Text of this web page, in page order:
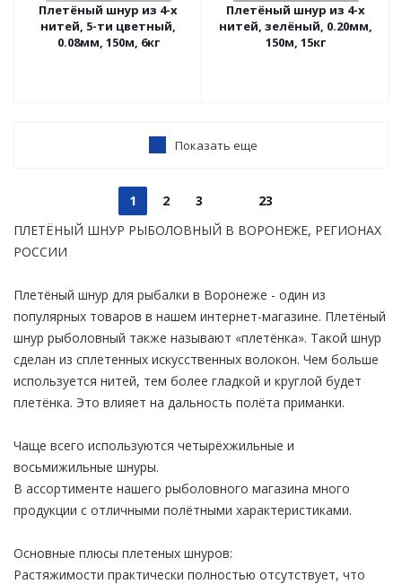
Плетёный шнур из 4-х
нитей, 5-ти цветный,
0.08мм, 150м, 6кг
Плетёный шнур из 4-х
нитей, зелёный, 0.20мм,
150м, 15кг
Показать еще
1 2 3
23
ПЛЕТЁНЫЙ ШНУР РЫБОЛОВНЫЙ В ВОРОНЕЖЕ, РЕГИОНАХ
РОССИИ
Плетёный шнур для рыбалки в Воронеже - один из
популярных товаров в нашем интернет-магазине. Плетёный
шнур рыболовный также называют «плетёнка». Такой шнур
сделан из сплетенных искусственных волокон. Чем больше
используется нитей, тем более гладкой и круглой будет
плетёнка. Это влияет на дальность полёта приманки.
Чаще всего используются четырёхжильные и
восьмижильные шнуры.
В ассортименте нашего рыболовного магазина много
продукции с отличными полётными характеристиками.
Основные плюсы плетеных шнуров:
Растяжимости практически полностью отсутствует, что